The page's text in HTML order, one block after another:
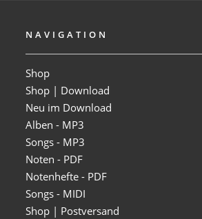
NAVIGATION
Shop
Shop | Download
Neu im Download
Alben - MP3
Songs - MP3
Noten - PDF
Notenhefte - PDF
Songs - MIDI
Shop | Postversand